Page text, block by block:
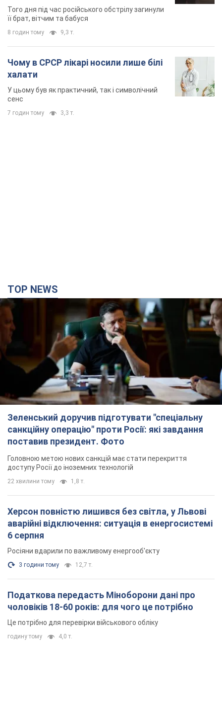
Того дня під час російського обстрілу загинули
її брат, вітчим та бабуся
8 годин тому 9,3 т.
Чому в СРСР лікарі носили лише білі
халати
У цьому був як практичний, так і символічний
сенс
7 годин тому 3,3 т.
TOP NEWS
Зеленський доручив підготувати "спеціальну
санкційну операцію" проти Росії: які завдання
поставив президент. Фото
Головною метою нових санкцій має стати перекриття
доступу Росії до іноземних технологій
22 хвилини тому 1,8 т.
Херсон повністю лишився без світла, у Львові
аварійні відключення: ситуація в енергосистемі
6 серпня
Росіяни вдарили по важливому енергооб'єкту
3 години тому 12,7 т.
Податкова передасть Міноборони дані про
чоловіків 18-60 років: для чого це потрібно
Це потрібно для перевірки військового обліку
годину тому 4,0 т.